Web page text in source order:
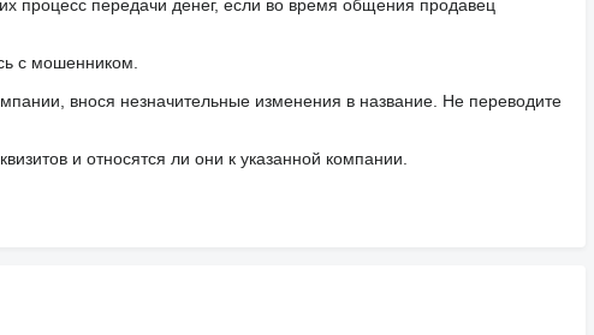
процесс передачи денег, если во время общения продавец
с мошенником.
внося незначительные изменения в название. Не переводите
и относятся ли они к указанной компании.